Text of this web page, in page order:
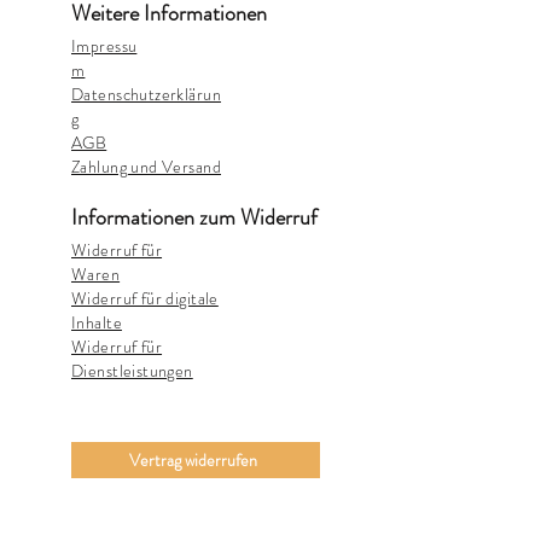
Weitere Informationen
Impressu
m
Datenschutzerklärun
g
AGB
Zahlung und Versand
Informationen zum Widerruf
Widerruf für
Waren
Widerruf für digitale
Inhalte
Widerruf für
Dienstleistungen
Vertrag widerrufen